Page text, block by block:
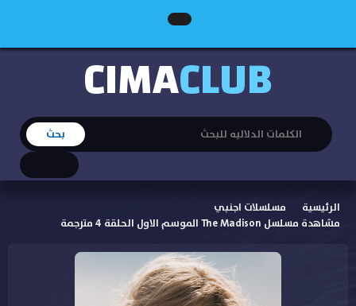
CIMACLUB
الرئيسية
مسلسلات اجنبي
مشاهدة مسلسل The Madison الموسم الاول الحلقة 4 مترجمة